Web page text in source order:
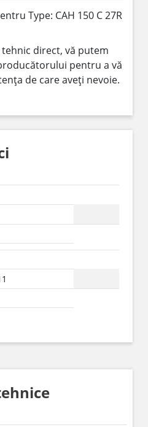
Type: CAH 150 C 27R
direct, vă putem
pentru a vă
de care aveți nevoie.